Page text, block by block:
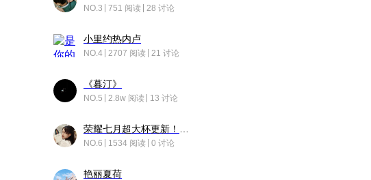
NO.3 751 阅读 28 讨论
小里约热内卢
NO.4 2707 阅读 21 讨论
《暮汀》
NO.5 2.8w 阅读 13 讨论
NO.6 1534 阅读 0 讨论
艳丽夏荷